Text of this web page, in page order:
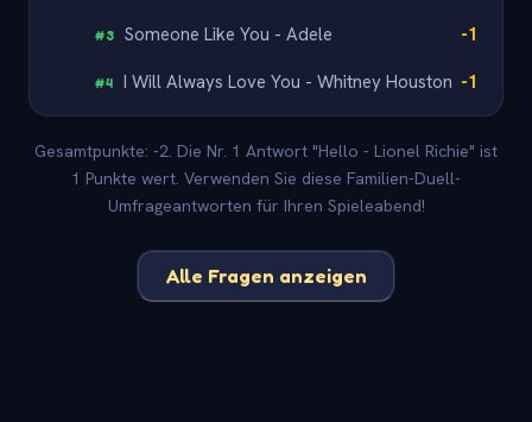
#3 Someone Like You - Adele -1
#4 I Will Always Love You - Whitney Houston -1
Gesamtpunkte: -2. Die Nr. 1 Antwort "Hello - Lionel Richie" ist
1 Punkte wert. Verwenden Sie diese Familien-Duell-
Umfrageantworten für Ihren Spieleabend!
Alle Fragen anzeigen